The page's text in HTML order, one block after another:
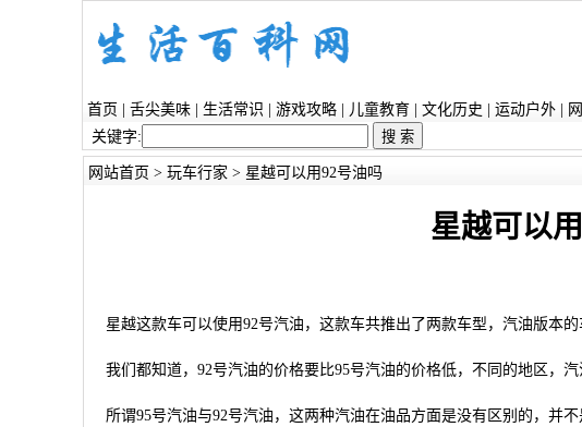
首页 舌尖美味| 生活常识 游戏攻略| 儿童教育| 文化历史 运动户外|
关键字:
网站首页 > 玩车行家 > 星越可以用92号油吗
星越可以
星越这款车可以使用92号汽油，这款车共推出了两款车型，汽油版本
我们都知道，92号汽油的价格要比95号汽油的价格低，不同的地区，汽
所谓95号汽油与92号汽油，这两种汽油在油品方面是没有区别的，并